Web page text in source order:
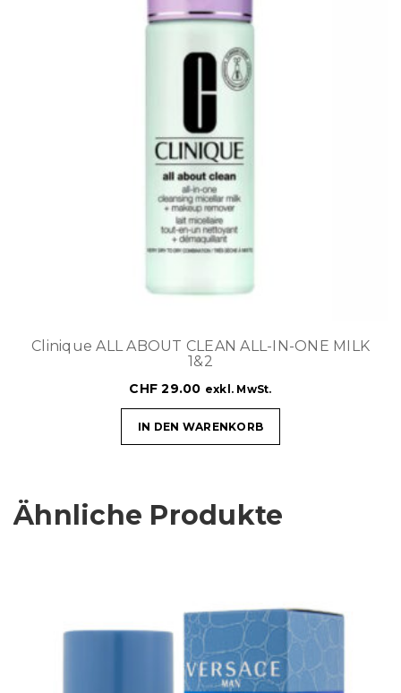
Clinique ALL ABOUT CLEAN ALL-IN-ONE MILK
1&2
CHF 29.00 exkl. MwSt.
IN DEN WARENKORB
Ähnliche Produkte